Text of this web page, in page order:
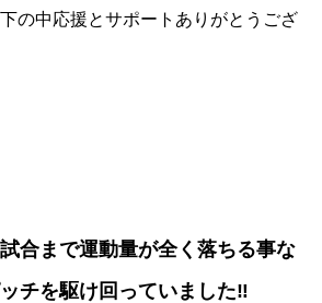
の中応援とサポートありがとうござ
合まで運動量が全く落ちる事な
チを駆け回っていました‼️